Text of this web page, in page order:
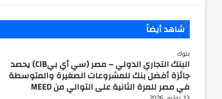
شاهد أيضاً
إغلاق
بنوك
البنك التجاري الدولي – مصر (سي أي بيCIB) يحصد
جائزة أفضل بنك للمشروعات الصغيرة والمتوسطة
في مصر للمرة الثانية على التوالي من MEED